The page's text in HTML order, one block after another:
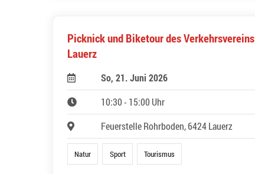
Picknick und Biketour des Verkehrsvereins
Lauerz
So, 21. Juni 2026
10:30 - 15:00 Uhr
Feuerstelle Rohrboden, 6424 Lauerz
Natur Sport Tourismus